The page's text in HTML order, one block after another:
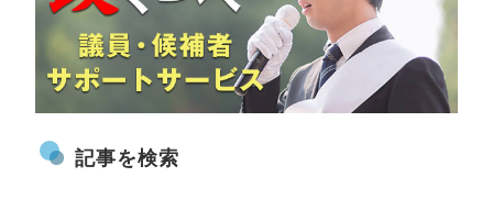
記事を検索